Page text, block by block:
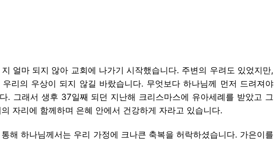
하나님의 사랑을 깊이 깨닫게 하셨고 이웃과 나라를 위해 기도할 수 있도
넓혀 주셨습니다. 무엇보다 예수님의 십자가 희생을 통해 우리를 죄에서
크고도 측량할 수 없는 사랑을, 비록 다 헤아릴 수는 없지만 조금이나마
.
는 ‘아이에게 줄 가장 소중한 유산이 무엇일까’에 대해 나눴고, 주저 없이